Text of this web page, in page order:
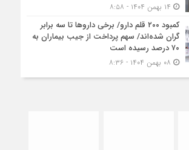
کمبود ۲۰۰ قلم دارو/ برخی داروها تا سه برابر
گران شده‌اند/ سهم پرداخت از جیب بیماران به
۷۰ درصد رسیده است